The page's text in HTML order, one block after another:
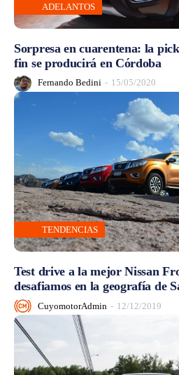
ADELANTOS
Sorpresa en cuarentena: la
fin se producirá en Córdoba
Fernando Bedini - 15/05/2020
TENDENCIAS
Test drive a la mejor Nissan
desafiamos en la geografía de
CuyomotorAdmin - 12/12/2019